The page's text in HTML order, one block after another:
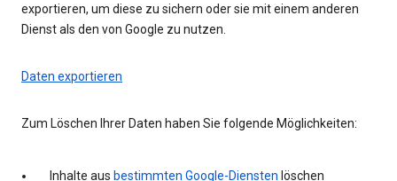
exportieren, um diese zu sichern oder sie mit einem anderen
Dienst als den von Google zu nutzen.
Daten exportieren
Zum Löschen Ihrer Daten haben Sie folgende Möglichkeiten:
Inhalte aus bestimmten Google-Diensten löschen